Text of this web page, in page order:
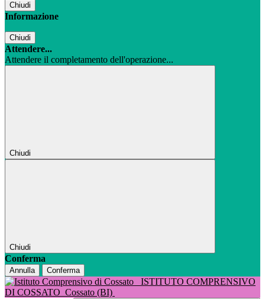
Chiudi
Informazione
Chiudi
Attendere...
Attendere il completamento dell'operazione...
Chiudi
Chiudi
Conferma
Annulla Conferma
ISTITUTO COMPRENSIVO
DI COSSATO Cossato (BI)